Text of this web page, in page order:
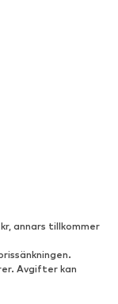
annars tillkommer
Avgifter kan